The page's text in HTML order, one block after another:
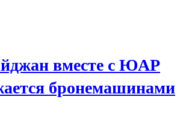
вместе с ЮАР
бронемашинами